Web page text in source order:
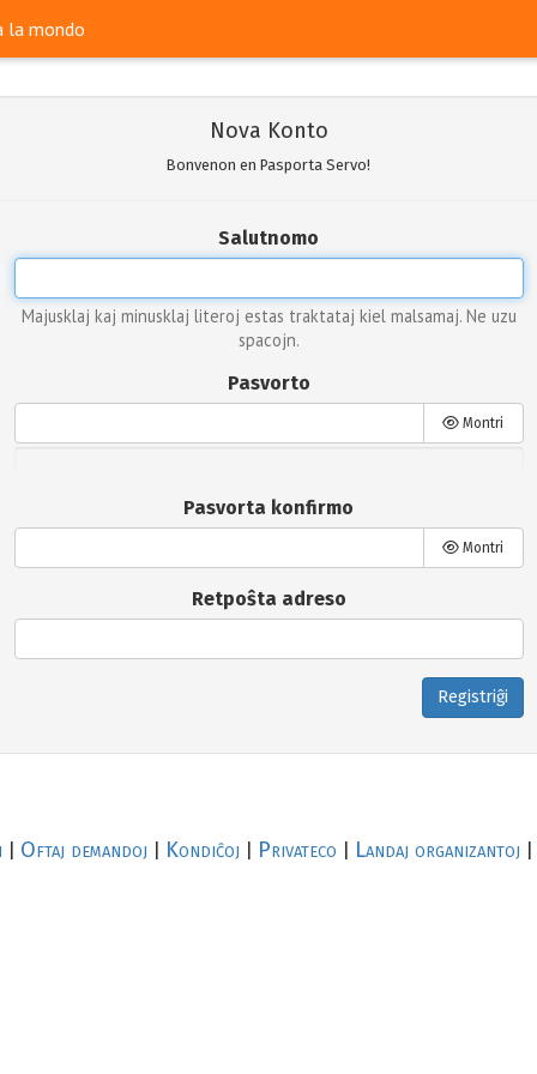
la mondo
Nova Konto
Bonvenon en Pasporta Servo!
Salutnomo
Majusklaj kaj minusklaj literoj estas traktataj kiel malsamaj. Ne uzu
spacojn.
Pasvorto
Montri
Pasvorta konfirmo
Montri
Retpoŝta adreso
Registriĝi
Oftaj demandoj Kondiĉoj Privateco Landaj organizantoj